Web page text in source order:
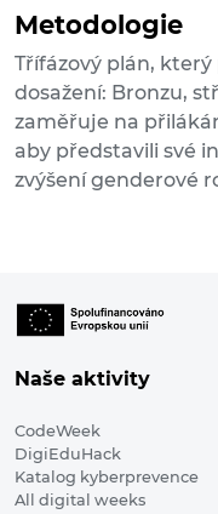
Metodologie
Třífázový plán,
dosažení: Bronzu,
zaměřuje na
aby představili své
zvýšení genderové
Naše aktivity
CodeWeek
DigiEduHack
Katalog kyberprevence
All digital weeks